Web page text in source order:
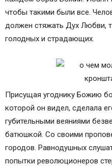
Видео «Акафист святому
Кронштадтскому»
От пьянства
От уныния
чтобы такими были все.
должен стяжать Дух Любви,
голодных и страдающих.
Присущая угоднику Божию
которой он видел, сделала
губительными веяниями
батюшкой. Со своими
городов. Равнодушных
попытки революционеров